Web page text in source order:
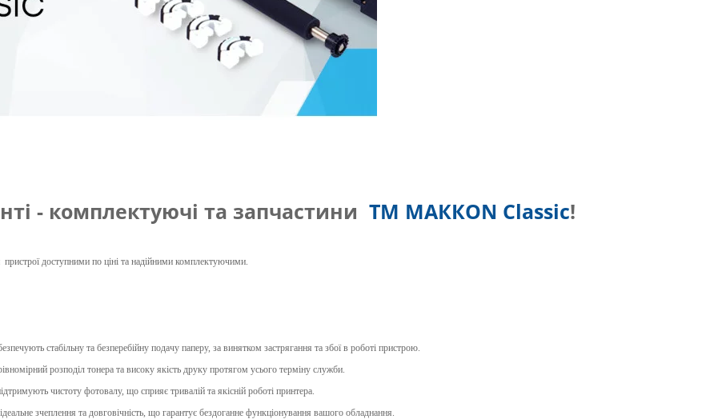
- комплектуючі та запчастини ТМ МАККОN Classic!
доступними по ціні та надійними комплектуючими.
стабільну та безперебійну подачу паперу, за винятком застрягання та збої в роботі пристрою.
розподіл тонера та високу якість друку протягом усього терміну служби.
чистоту фотовалу, що сприяє тривалій та якісній роботі принтера.
зчеплення та довговічність, що гарантує бездоганне функціонування вашого обладнання.